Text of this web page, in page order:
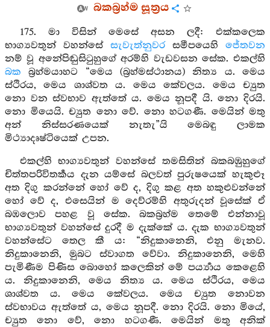
බකබ්‍රහ්ම සූත්‍රය
175. මා විසින් මෙසේ අසන ලදී: එක්කලෙක
භාග්‍යවතුන් වහන්සේ සැවැත්නුවරසමීපයෙහි ජේතවන
නම් වූ අනේපිඬුසිටුහුගේ අරම්හි වැඩවසන සේක. එකල්හි
බක බ්‍රහ්මයාහට “මෙය (බ්‍රහ්මස්ථානය) නිත්‍ය ය. මෙය
ස්ථිරය, මෙය ශාශ්වත ය. මෙය කේවලය. මෙය ච්‍යුත
නො වන ස්වභාව ඇත්තේ ය. මෙය නූපදී යි. නො දිරයි.
නො මියෙයි. ච්‍යුත නො වේ. නො හටගණී. මෙයින් මතු
අන් නිස්සරණයෙක් නැතැ”යි මෙබඳු ලාමක
මිථ්‍යාදෘෂ්ටියෙක් උපන.
එකල්හි භාග්‍යවතුන් වහන්සේ තමසිතින් බකබඹුහුගේ
චිත්තපරිවිතර්‍කය දැන යම්සේ බලවත් පුරුෂයෙක් හැකුළූ
අත දිගු කරන්නේ හෝ වේ ද, දිගු කළ අත හකුළුවන්නේ
හෝ වේ ද, එසෙයින් ම දෙව්රම්හි අතුරුදන් වූසේක් ඒ
බඹලොව පහළ වූ සේක. බකබ්‍රහ්ම තෙමේ එන්නාවූ
භාග්‍යවතුන් වහන්සේ දුරදී ම දැක්කේ ය. දැක භාග්‍යවතුන්
වහන්සේට තෙල කී ය: “නිදුකානෙනි, එනු මැනව.
නිදුකානෙනි, මුබට ස්වාගත වේවා. නිදුකානෙනි, මෙහි
පැමිණීම පිණිස බොහෝ කලෙකින් මේ පර්‍ය්‍යාය කෙළෙහි
ය. නිදුකානෙනි, මෙය නිත්‍ය ය. මෙය ස්ථිරය, මෙය
ශාශ්වත ය. මෙය කේවලය. මෙය ච්‍යුත නොවන
ස්වභාවය ඇත්තේ ය, මෙය නූපදී. නො දිරයි. නො මියේ,
ච්‍යුත නො වේ, නො හටගණී. මෙයින් මතු අනික්